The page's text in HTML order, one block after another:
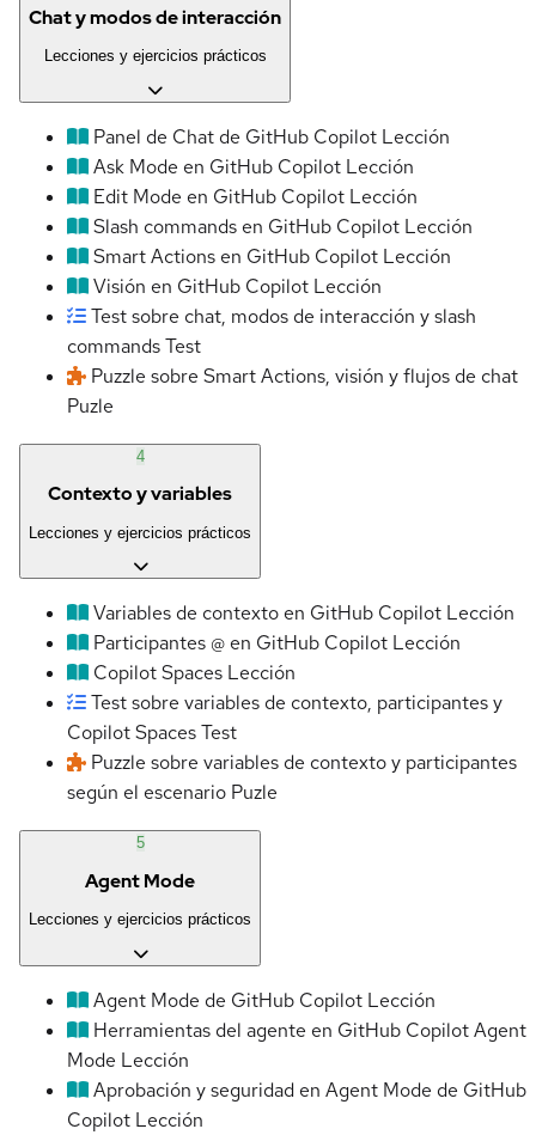
Chat y modos de interacción
Lecciones y ejercicios prácticos
Panel de Chat de GitHub Copilot Lección
Ask Mode en GitHub Copilot Lección
Edit Mode en GitHub Copilot Lección
Slash commands en GitHub Copilot Lección
Smart Actions en GitHub Copilot Lección
Visión en GitHub Copilot Lección
Test sobre chat, modos de interacción y slash
commandsTest
Puzzle sobre Smart Actions, visión y flujos de chat
Puzle
4
Contexto y variables
Lecciones y ejercicios prácticos
Variables de contexto en GitHub Copilot Lección
Participantes @ en GitHub Copilot Lección
Copilot Spaces Lección
Test sobre variables de contexto, participantes y
Copilot SpacesTest
Puzzle sobre variables de contexto y participantes
según el escenario Puzle
5
Agent Mode
Lecciones y ejercicios prácticos
Agent Mode de GitHub Copilot Lección
Herramientas del agente en GitHub Copilot Agent
Mode Lección
Aprobación y seguridad en Agent Mode de GitHub
Copilot Lección